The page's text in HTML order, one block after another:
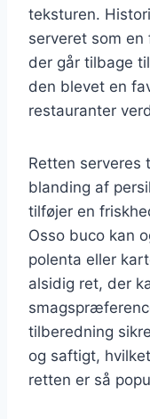
teksturen.
serveret som en
der går tilbage
den blevet en
restauranter
Retten serveres
blanding af
tilføjer en
Osso buco kan
polenta eller
alsidig ret, der
tilberedning
og saftigt,
retten er så